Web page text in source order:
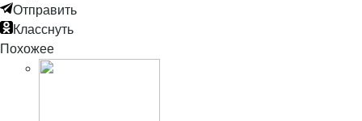
Отправить
Класснуть
Похожее